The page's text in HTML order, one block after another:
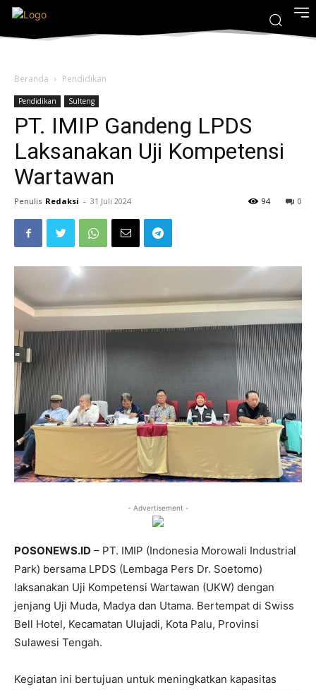
Beranda Pendidikan
Pendidikan Sulteng
PT. IMIP Gandeng LPDS
Laksanakan Uji Kompetensi
Wartawan
Penulis Redaksi - 31 Juli 2024 0
94
- Advertisement -
POSONEWS.ID – PT. IMIP (Indonesia Morowali Industrial
Park) bersama LPDS (Lembaga Pers Dr. Soetomo)
laksanakan Uji Kompetensi Wartawan (UKW) dengan
jenjang Uji Muda, Madya dan Utama. Bertempat di Swiss
Bell Hotel, Kecamatan Ulujadi, Kota Palu, Provinsi
Sulawesi Tengah.
Kegiatan ini bertujuan untuk meningkatkan kapasitas